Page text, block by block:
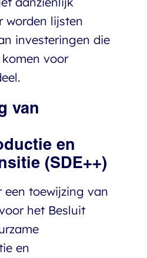
worden lijsten
investeringen die
voor
van
en
(SDE++)
een toewijzing van
het Besluit
en